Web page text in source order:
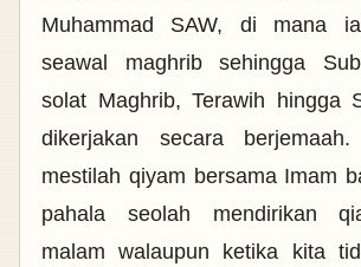
Muhammad SAW, di mana
seawal maghrib sehingga
solat Maghrib, Terawih hingga
dikerjakan secara
mestilah qiyam bersama Imam
pahala seolah mendirikan
malam walaupun ketika kita